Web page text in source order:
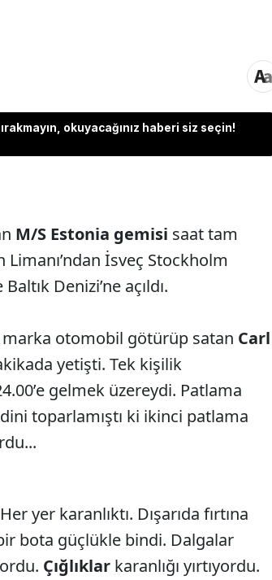
okuyacağınız haberi siz seçin!
M/S Estonia gemisi saat tam
Limanı’ndan İsveç Stockholm
Denizi’ne açıldı.
marka otomobil götürüp satan Carl
yetişti. Tek kişilik
gelmek üzereydi. Patlama
toparlamıştı ki ikinci patlama
yer karanlıktı. Dışarıda fırtına
bota güçlükle bindi. Dalgalar
Çığlıklar karanlığı yırtıyordu.